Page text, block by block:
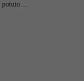
potuto ...